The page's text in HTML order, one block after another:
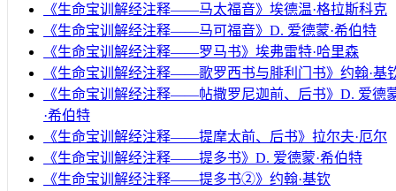
《生命宝训解经注释——马太福音》埃德温·格拉斯科克
《生命宝训解经注释——马可福音》D. 爱德蒙·希伯特
《生命宝训解经注释——罗马书》埃弗雷特·哈里森
《生命宝训解经注释——歌罗西书与腓利门书》约翰·基
《生命宝训解经注释——帖撒罗尼迦前、后书》D. 爱德
·希伯特
《生命宝训解经注释——提摩太前、后书》拉尔夫·厄尔
《生命宝训解经注释——提多书》D. 爱德蒙·希伯特
《生命宝训解经注释——提多书②》约翰·基钦